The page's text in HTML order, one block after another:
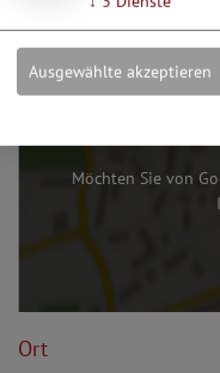
Möchten Sie von
Ort
Ausgewählte akzeptieren